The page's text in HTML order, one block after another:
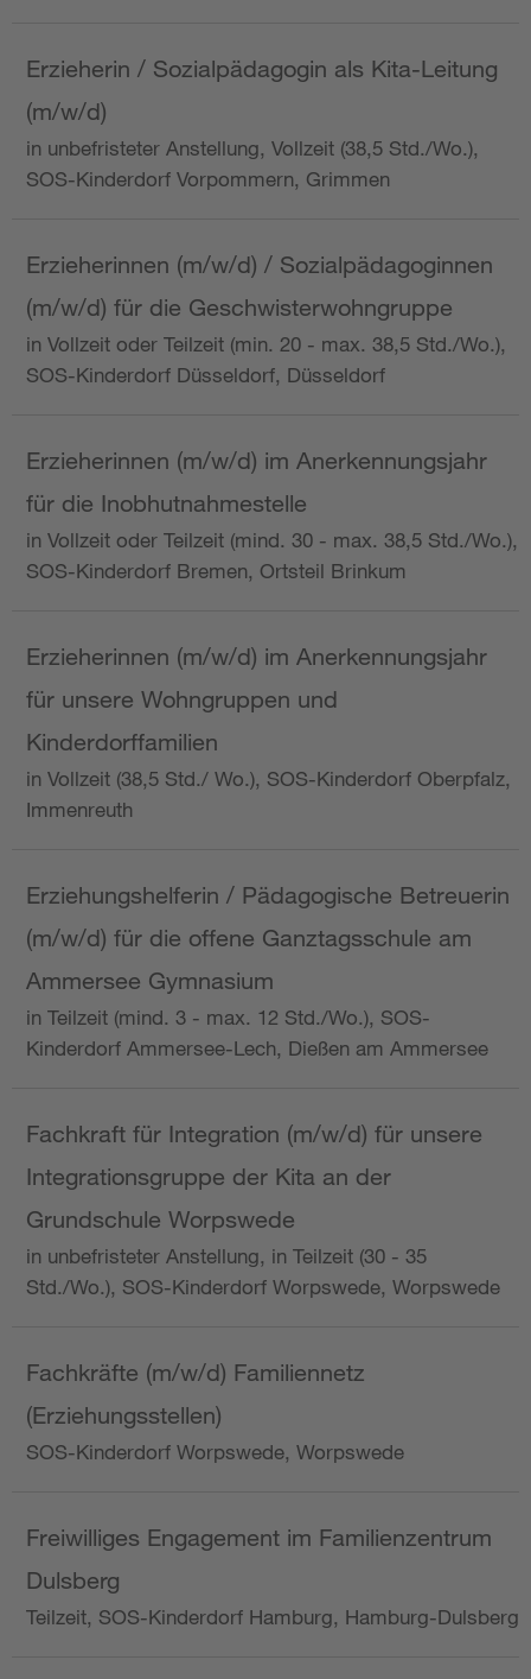
Erzieherin / Sozialpädagogin als Kita-Leitung
(m/w/d)
in unbefristeter Anstellung, Vollzeit (38,5 Std./Wo.),
SOS-Kinderdorf Vorpommern, Grimmen
Erzieherinnen (m/w/d) / Sozialpädagoginnen
(m/w/d) für die Geschwisterwohngruppe
in Vollzeit oder Teilzeit (min. 20 - max. 38,5 Std./Wo.),
SOS-Kinderdorf Düsseldorf, Düsseldorf
Erzieherinnen (m/w/d) im Anerkennungsjahr
für die Inobhutnahmestelle
in Vollzeit oder Teilzeit (mind. 30 - max. 38,5 Std./Wo.),
SOS-Kinderdorf Bremen, Ortsteil Brinkum
Erzieherinnen (m/w/d) im Anerkennungsjahr
für unsere Wohngruppen und
Kinderdorffamilien
in Vollzeit (38,5 Std./ Wo.), SOS-Kinderdorf Oberpfalz,
Immenreuth
Erziehungshelferin / Pädagogische Betreuerin
(m/w/d) für die offene Ganztagsschule am
Ammersee Gymnasium
in Teilzeit (mind. 3 - max. 12 Std./Wo.), SOS-
Kinderdorf Ammersee-Lech, Dießen am Ammersee
Fachkraft für Integration (m/w/d) für unsere
Integrationsgruppe der Kita an der
Grundschule Worpswede
in unbefristeter Anstellung, in Teilzeit (30 - 35
Std./Wo.), SOS-Kinderdorf Worpswede, Worpswede
Fachkräfte (m/w/d) Familiennetz
(Erziehungsstellen)
SOS-Kinderdorf Worpswede, Worpswede
Freiwilliges Engagement im Familienzentrum
Dulsberg
Teilzeit, SOS-Kinderdorf Hamburg, Hamburg-Dulsberg